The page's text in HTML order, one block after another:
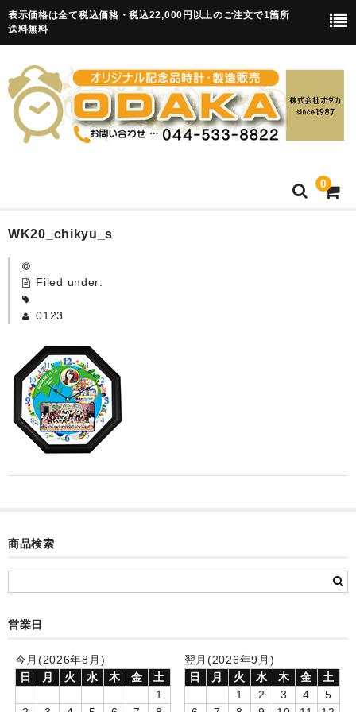
表示価格は全て税込価格・税込22,000円以上のご注文で1箇所
送料無料
0
HOME
卒園記念品
カード付フォトフレームクロック(集合)
目覚まし時計(集合＋個別)
メロディ時計(集合)
お絵かきギャラリープラス(絵＋個別)
メロディ時計(個別)
お絵かきギャラリー
自作オリジナル時計
WK20_chikyu_s
Filed under:
0123
商品検索
営業日
今月(2026年8月)
日
月 火 水 木 金
土
1
翌月(2026年9月)
日
月 火 水 木 金
土
1
2 3 4
5